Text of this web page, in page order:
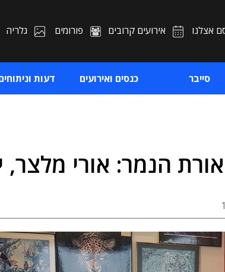
אצלנו אירועים קרובים פורומים גלריה
סייבר כנסים ואירועים דעות
הנמר: אורי מלצר,